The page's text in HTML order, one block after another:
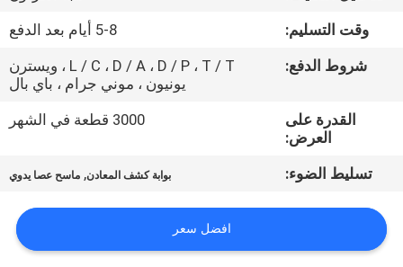
اتصل
اطلب
خريطة
الموقع
وقت التسليم:
5-8 أيام بعد الدفع
شروط الدفع:
L / C ، D / A ، D / P ، T / T ، ويسترن
يونيون ، موني جرام ، باي بال
القدرة على
العرض:
3000 قطعة في الشهر
تسليط الضوء: بوابة كشف المعادن, ماسح عصا يدوي
افضل سعر